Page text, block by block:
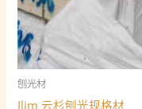
刨光材
Ilim 云杉刨光规格材